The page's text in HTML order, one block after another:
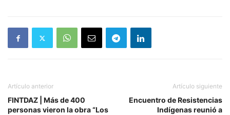
Artículo anterior
FINTDAZ | Más de 400
personas vieron la obra “Los
Artículo siguiente
Encuentro de Resistencias
Indígenas reunió a